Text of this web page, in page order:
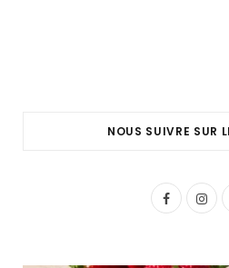
NOUS SUIVRE SUR
F
I